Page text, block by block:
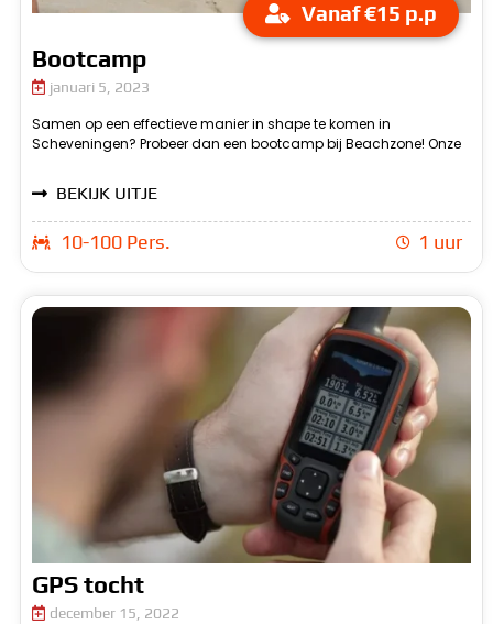
Vanaf €15 p.p
Bootcamp
januari 5, 2023
Samen op een effectieve manier in shape te komen in
Scheveningen? Probeer dan een bootcamp bij Beachzone! Onze
professionele trainers leiden je door een uitdagend en
afwisselend programma van krachtoefeningen en cardio-
BEKIJK UITJE
10-100 Pers. 1 uur
GPS tocht
december 15, 2022